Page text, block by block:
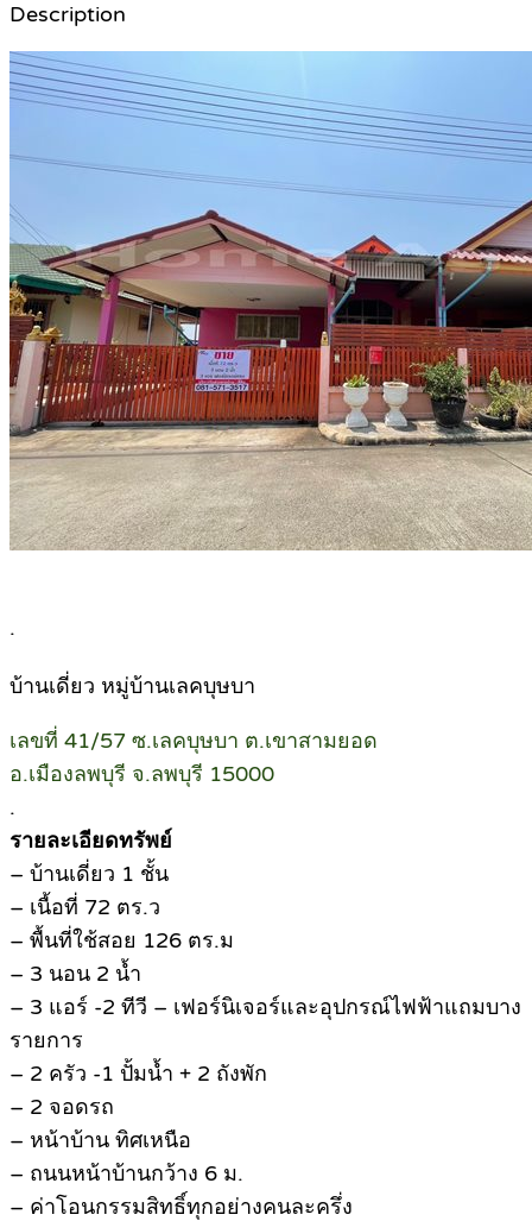
Description
.
บ้านเดี่ยว หมู่บ้านเลคบุษบา
เลขที่ 41/57 ซ.เลคบุษบา ต.เขาสามยอด
อ.เมืองลพบุรี จ.ลพบุรี 15000
.
รายละเอียดทรัพย์
– บ้านเดี่ยว 1 ชั้น
– เนื้อที่ 72 ตร.ว
– พื้นที่ใช้สอย 126 ตร.ม
– 3 นอน 2 น้ำ
– 3 แอร์ -2 ทีวี – เฟอร์นิเจอร์และอุปกรณ์ไฟฟ้าแถมบาง
รายการ
– 2 ครัว -1 ปั้มน้ำ + 2 ถังพัก
– 2 จอดรถ
– หน้าบ้าน ทิศเหนือ
– ถนนหน้าบ้านกว้าง 6 ม.
– ค่าโอนกรรมสิทธิ์ทุกอย่างคนละครึ่ง